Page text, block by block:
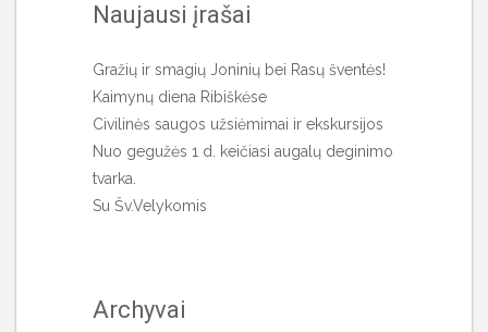
Naujausi įrašai
Gražių ir smagių Joninių bei Rasų šventės!
Kaimynų diena Ribiškėse
Civilinės saugos užsiėmimai ir ekskursijos
Nuo gegužės 1 d. keičiasi augalų deginimo
tvarka.
Su Šv.Velykomis
Archyvai